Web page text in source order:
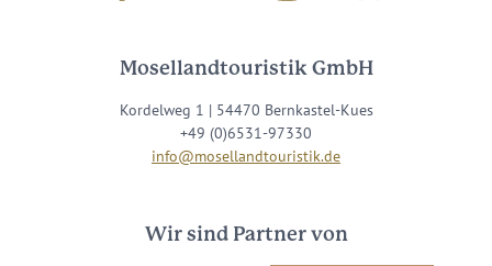
Mosellandtouristik GmbH
Kordelweg 1 | 54470 Bernkastel-Kues
+49 (0)6531-97330
info@mosellandtouristik.de
Wir sind Partner von